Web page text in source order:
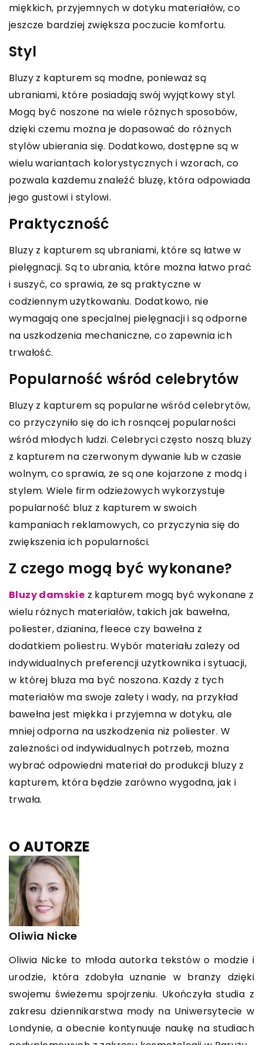
miękkich, przyjemnych w dotyku materiałów, co
jeszcze bardziej zwiększa poczucie komfortu.
Styl
Bluzy z kapturem są modne, ponieważ są
ubraniami, które posiadają swój wyjątkowy styl.
Mogą być noszone na wiele różnych sposobów,
dzięki czemu można je dopasować do różnych
stylów ubierania się. Dodatkowo, dostępne są w
wielu wariantach kolorystycznych i wzorach, co
pozwala każdemu znaleźć bluzę, która odpowiada
jego gustowi i stylowi.
Praktyczność
Bluzy z kapturem są ubraniami, które są łatwe w
pielęgnacji. Są to ubrania, które można łatwo prać
i suszyć, co sprawia, że są praktyczne w
codziennym użytkowaniu. Dodatkowo, nie
wymagają one specjalnej pielęgnacji i są odporne
na uszkodzenia mechaniczne, co zapewnia ich
trwałość.
Popularność wśród celebrytów
Bluzy z kapturem są popularne wśród celebrytów,
co przyczyniło się do ich rosnącej popularności
wśród młodych ludzi. Celebryci często noszą bluzy
z kapturem na czerwonym dywanie lub w czasie
wolnym, co sprawia, że są one kojarzone z modą i
stylem. Wiele firm odzieżowych wykorzystuje
popularność bluz z kapturem w swoich
kampaniach reklamowych, co przyczynia się do
zwiększenia ich popularności.
Z czego mogą być wykonane?
Bluzy damskie z kapturem mogą być wykonane z
wielu różnych materiałów, takich jak bawełna,
poliester, dzianina, fleece czy bawełna z
dodatkiem poliestru. Wybór materiału zależy od
indywidualnych preferencji użytkownika i sytuacji,
w której bluza ma być noszona. Każdy z tych
materiałów ma swoje zalety i wady, na przykład
bawełna jest miękka i przyjemna w dotyku, ale
mniej odporna na uszkodzenia niż poliester. W
zależności od indywidualnych potrzeb, można
wybrać odpowiedni materiał do produkcji bluzy z
kapturem, która będzie zarówno wygodna, jak i
trwała.
O AUTORZE
Oliwia Nicke
Oliwia Nicke to młoda autorka tekstów o modzie i
urodzie, która zdobyła uznanie w branży dzięki
swojemu świeżemu spojrzeniu. Ukończyła studia z
zakresu dziennikarstwa mody na Uniwersytecie w
Londynie, a obecnie kontynuuje naukę na studiach